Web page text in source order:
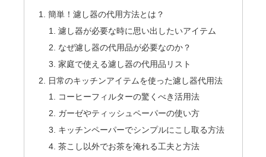
簡単！濾し器の代用方法とは？
濾し器が必要な時に思い出したいアイテム
なぜ濾し器の代用品が必要なのか？
家庭で使える濾し器の代用品リスト
日常のキッチンアイテムを使った濾し器代用法
コーヒーフィルターの驚くべき活用法
ガーゼやティッシュペーパーの使い方
キッチンペーパーでシンプルにこし取る方法
茶こし以外でお茶を淹れる工夫と方法